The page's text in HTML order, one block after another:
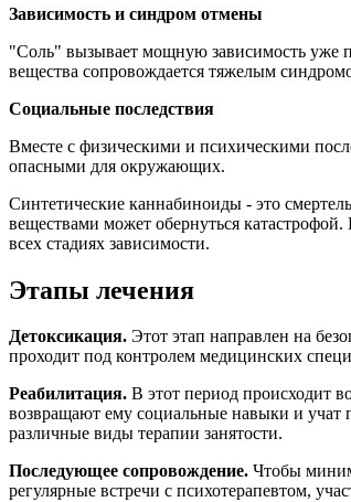
Зависимость и синдром отмены
"Соль" вызывает мощную зависимость уже
вещества сопровождается тяжелым
Социальные последствия
Вместе с физическими и психическими
опасными для окружающих.
Синтетические каннабиноиды - это
веществами может обернуться
всех стадиях зависимости.
Этапы лечения
Детоксикация. Этот этап направлен на
проходит под контролем медицинских
Реабилитация. В этот период происходит
возвращают ему социальные навыки и учат
различные виды терапии занятости.
Последующее сопровождение. Чтобы
регулярные встречи с психотерапевтом,